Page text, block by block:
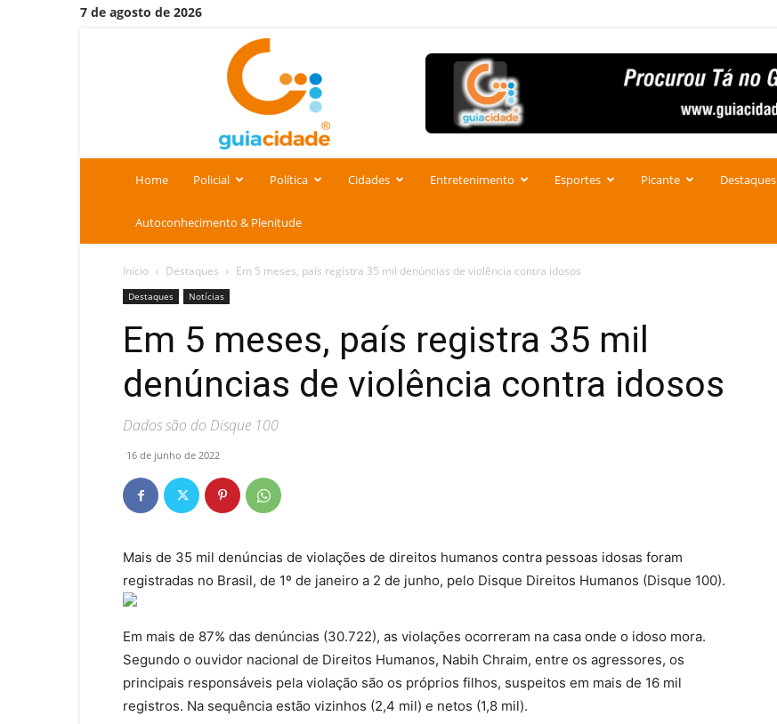
7 de agosto de 2026
Home Policial Política Cidades Entretenimento Esportes Picante Destaques
Autoconhecimento & Plenitude
Início Destaques Em 5 meses, país registra 35 mil denúncias de violência contra idosos
Destaques Notícias
Em 5 meses, país registra 35 mil
denúncias de violência contra idosos
Dados são do Disque 100
16 de junho de 2022
Mais de 35 mil denúncias de violações de direitos humanos contra pessoas idosas foram
registradas no Brasil, de 1º de janeiro a 2 de junho, pelo Disque Direitos Humanos (Disque 100).
Em mais de 87% das denúncias (30.722), as violações ocorreram na casa onde o idoso mora.
Segundo o ouvidor nacional de Direitos Humanos, Nabih Chraim, entre os agressores, os
principais responsáveis pela violação são os próprios filhos, suspeitos em mais de 16 mil
registros. Na sequência estão vizinhos (2,4 mil) e netos (1,8 mil).